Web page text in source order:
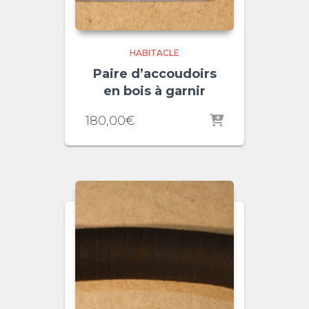
HABITACLE
Paire d’accoudoirs
en bois à garnir
180,00€